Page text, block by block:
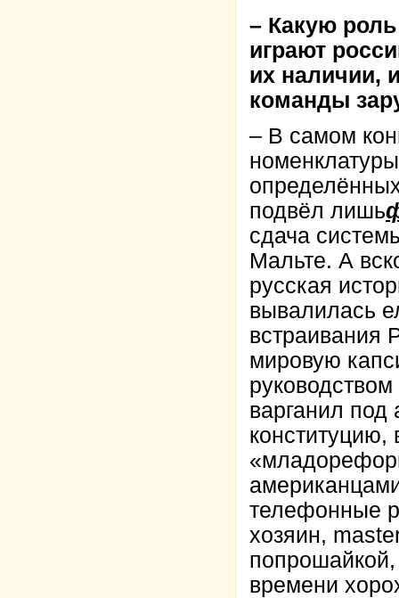
– Какую
играют
их наличии,
команды
– В самом
подвёл лишь
сдача
Мальте. А
русская
вывалилась
встраивания
мировую
варганил под
конституцию,
телефонные
хозяин,
времени